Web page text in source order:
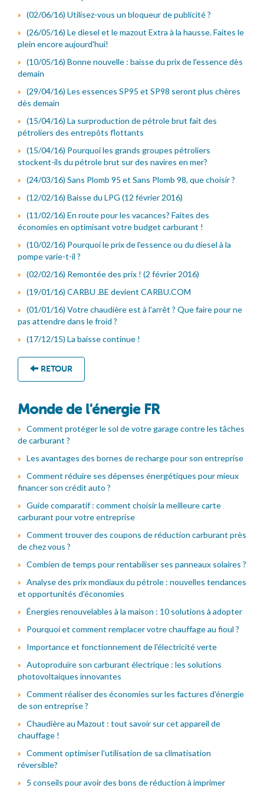
(02/06/16) Utilisez-vous un bloqueur de publicité ?
(26/05/16) Le diesel et le mazout Extra à la hausse. Faites le
plein encore aujourd'hui!
(10/05/16) Bonne nouvelle : baisse du prix de l'essence dès
demain
(29/04/16) Les essences SP95 et SP98 seront plus chères
dès demain
(15/04/16) La surproduction de pétrole brut fait des
pétroliers des entrepôts flottants
(15/04/16) Pourquoi les grands groupes pétroliers
stockent-ils du pétrole brut sur des navires en mer?
(24/03/16) Sans Plomb 95 et Sans Plomb 98, que choisir ?
(12/02/16) Baisse du LPG (12 février 2016)
(11/02/16) En route pour les vacances? Faites des
économies en optimisant votre budget carburant !
(10/02/16) Pourquoi le prix de l'essence ou du diesel à la
pompe varie-t-il ?
(02/02/16) Remontée des prix ! (2 février 2016)
(19/01/16) CARBU .BE devient CARBU.COM
(01/01/16) Votre chaudière est à l'arrêt ? Que faire pour ne
pas attendre dans le froid ?
(17/12/15) La baisse continue !
RETOUR
Monde de l'énergie FR
Comment protéger le sol de votre garage contre les tâches
de carburant ?
Les avantages des bornes de recharge pour son entreprise
Comment réduire ses dépenses énergétiques pour mieux
financer son crédit auto ?
Guide comparatif : comment choisir la meilleure carte
carburant pour votre entreprise
Comment trouver des coupons de réduction carburant près
de chez vous ?
Combien de temps pour rentabiliser ses panneaux solaires ?
Analyse des prix mondiaux du pétrole : nouvelles tendances
et opportunités d'économies
Énergies renouvelables à la maison : 10 solutions à adopter
Pourquoi et comment remplacer votre chauffage au fioul ?
Importance et fonctionnement de l'électricité verte
Autoproduire son carburant électrique : les solutions
photovoltaiques innovantes
Comment réaliser des économies sur les factures d'énergie
de son entreprise ?
Chaudière au Mazout : tout savoir sur cet appareil de
chauffage !
Comment optimiser l'utilisation de sa climatisation
réversible?
5 conseils pour avoir des bons de réduction à imprimer